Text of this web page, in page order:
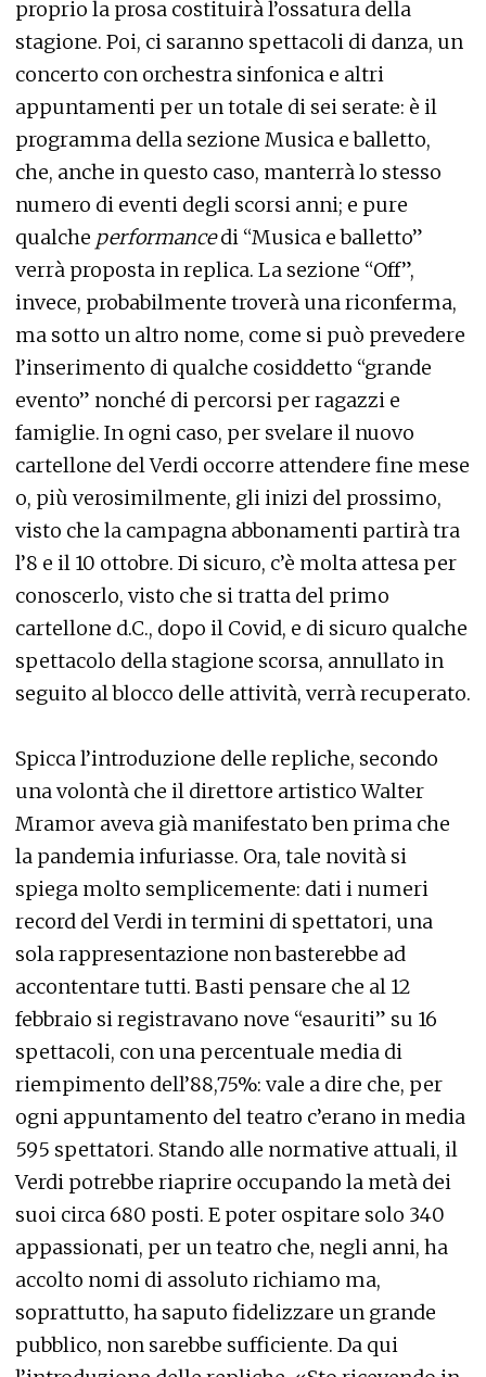
proprio la prosa costituirà l’ossatura della
stagione. Poi, ci saranno spettacoli di danza, un
concerto con orchestra sinfonica e altri
appuntamenti per un totale di sei serate: è il
programma della sezione Musica e balletto,
che, anche in questo caso, manterrà lo stesso
numero di eventi degli scorsi anni; e pure
qualche performancedi “Musica e balletto”
verrà proposta in replica. La sezione “Off”,
invece, probabilmente troverà una riconferma,
ma sotto un altro nome, come si può prevedere
l’inserimento di qualche cosiddetto “grande
evento” nonché di percorsi per ragazzi e
famiglie. In ogni caso, per svelare il nuovo
cartellone del Verdi occorre attendere fine mese
o, più verosimilmente, gli inizi del prossimo,
visto che la campagna abbonamenti partirà tra
l’8 e il 10 ottobre. Di sicuro, c’è molta attesa per
conoscerlo, visto che si tratta del primo
cartellone d.C., dopo il Covid, e di sicuro qualche
spettacolo della stagione scorsa, annullato in
seguito al blocco delle attività, verrà recuperato.
Spicca l’introduzione delle repliche, secondo
una volontà che il direttore artistico Walter
Mramor aveva già manifestato ben prima che
la pandemia infuriasse. Ora, tale novità si
spiega molto semplicemente: dati i numeri
record del Verdi in termini di spettatori, una
sola rappresentazione non basterebbe ad
accontentare tutti. Basti pensare che al 12
febbraio si registravano nove “esauriti” su 16
spettacoli, con una percentuale media di
riempimento dell’88,75%: vale a dire che, per
ogni appuntamento del teatro c’erano in media
595 spettatori. Stando alle normative attuali, il
Verdi potrebbe riaprire occupando la metà dei
suoi circa 680 posti. E poter ospitare solo 340
appassionati, per un teatro che, negli anni, ha
accolto nomi di assoluto richiamo ma,
soprattutto, ha saputo fidelizzare un grande
pubblico, non sarebbe sufficiente. Da qui